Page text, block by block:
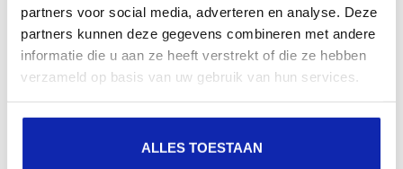
partners voor social media, adverteren en analyse. Deze
partners kunnen deze gegevens combineren met andere
informatie die u aan ze heeft verstrekt of die ze hebben
verzameld op basis van uw gebruik van hun services.
ALLES TOESTAAN